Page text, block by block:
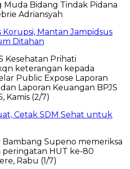
Korupsi, Mantan Jampidsus
Ditahan
Cetak SDM Sehat untuk